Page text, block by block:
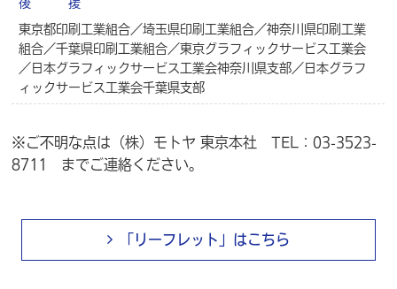
東京都印刷工業組合／埼玉県印刷工業組合／神奈川県印刷工業
組合／千葉県印刷工業組合／東京グラフィックサービス工業会
／日本グラフィックサービス工業会神奈川県支部／日本グラフ
ィックサービス工業会千葉県支部
※ご不明な点は（株）モトヤ 東京本社 TEL：03-3523-
8711 までご連絡ください。
「リーフレット」はこちら